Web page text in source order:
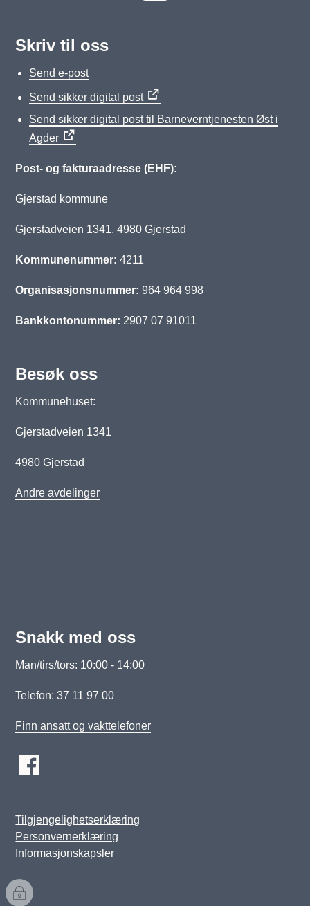
Skriv til oss
Send e-post
Send sikker digital post
Send sikker digital post til Barneverntjenesten Øst i
Agder
Post- og fakturaadresse (EHF):
Gjerstad kommune
Gjerstadveien 1341, 4980 Gjerstad
Kommunenummer: 4211
Organisasjonsnummer: 964 964 998
Bankkontonummer: 2907 07 91011
Besøk oss
Kommunehuset:
Gjerstadveien 1341
4980 Gjerstad
Andre avdelinger
Snakk med oss
Man/tirs/tors: 10:00 - 14:00
Telefon: 37 11 97 00
Finn ansatt og vakttelefoner
Tilgjengelighetserklæring
Personvernerklæring
Informasjonskapsler
I